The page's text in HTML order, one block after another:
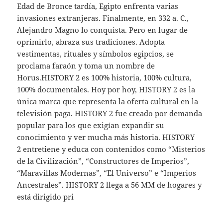
Edad de Bronce tardía, Egipto enfrenta varias
invasiones extranjeras. Finalmente, en 332 a. C.,
Alejandro Magno lo conquista. Pero en lugar de
oprimirlo, abraza sus tradiciones. Adopta
vestimentas, rituales y símbolos egipcios, se
proclama faraón y toma un nombre de
Horus.HISTORY 2 es 100% historia, 100% cultura,
100% documentales. Hoy por hoy, HISTORY 2 es la
única marca que representa la oferta cultural en la
televisión paga. HISTORY 2 fue creado por demanda
popular para los que exigían expandir su
conocimiento y ver mucha más historia. HISTORY
2 entretiene y educa con contenidos como “Misterios
de la Civilización”, “Constructores de Imperios”,
“Maravillas Modernas”, “El Universo” e “Imperios
Ancestrales”. HISTORY 2 llega a 56 MM de hogares y
está dirigido pri